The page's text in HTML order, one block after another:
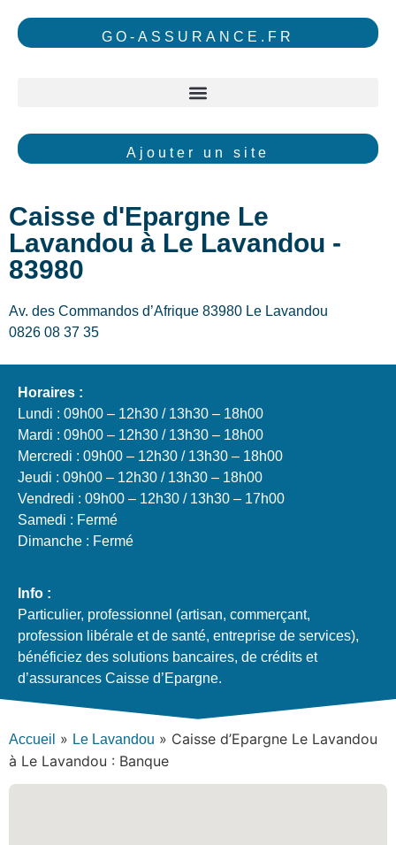
GO-ASSURANCE.FR
Ajouter un site
Caisse d'Epargne Le
Lavandou à Le Lavandou -
83980
Av. des Commandos d’Afrique 83980 Le Lavandou
0826 08 37 35
Horaires :
Lundi : 09h00 – 12h30 / 13h30 – 18h00
Mardi : 09h00 – 12h30 / 13h30 – 18h00
Mercredi : 09h00 – 12h30 / 13h30 – 18h00
Jeudi : 09h00 – 12h30 / 13h30 – 18h00
Vendredi : 09h00 – 12h30 / 13h30 – 17h00
Samedi : Fermé
Dimanche : Fermé
Info :
Particulier, professionnel (artisan, commerçant,
profession libérale et de santé, entreprise de services),
bénéficiez des solutions bancaires, de crédits et
d’assurances Caisse d’Epargne.
Accueil » Le Lavandou » Caisse d’Epargne Le Lavandou
à Le Lavandou : Banque